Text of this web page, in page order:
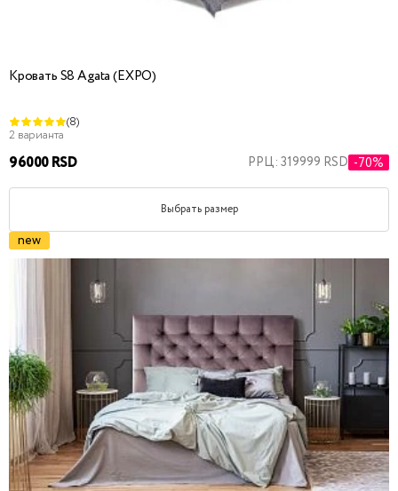
Кровать S8 Agata (EXPO)
(8)
2 варианта
96000 RSD РРЦ: 319999 RSD -70%
Выбрать размер
new